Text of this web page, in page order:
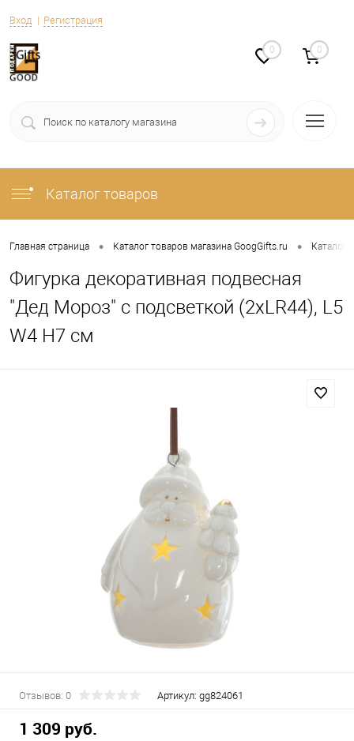
Вход Регистрация
0 0
Каталог товаров
Главная страница • Каталог товаров магазина GoogGifts.ru • Каталог
Фигурка декоративная подвесная
"Дед Мороз" с подсветкой (2хLR44), L5
W4 H7 см
Отзывов: 0 Артикул: gg824061
1 309 руб.